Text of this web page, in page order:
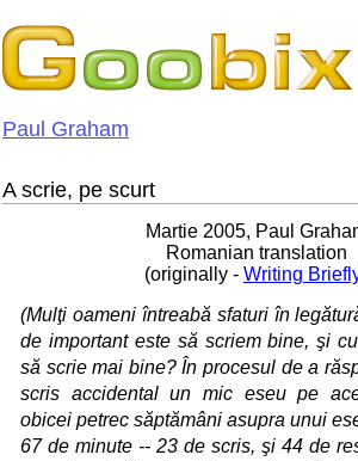
Paul Graham
A scrie, pe scurt
Martie 2005, Paul
Romanian translation
(originally - Writing
(Mulţi oameni întreabă sfaturi în
de important este să scriem bine, şi
să scrie mai bine? În procesul de a
scris accidental un mic eseu pe
obicei petrec săptămâni asupra unui
67 de minute -- 23 de scris, şi 44 de